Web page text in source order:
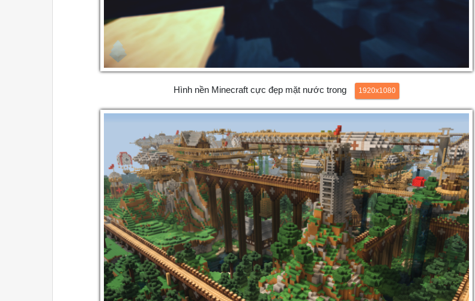
Hình nền Minecraft cực đẹp mặt nước trong 1920x1080